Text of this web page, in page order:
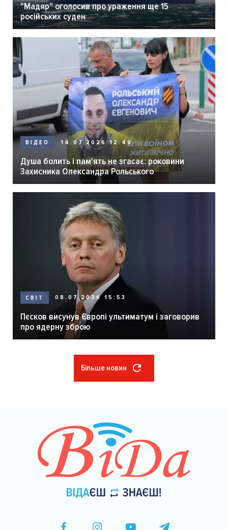
"Мадяр" оголосив про ураження ще 15
російських суден
ВІДЕО 14.07.2026 12:49
Душа болить і пам'ять не згасає: роковини
Захисника Олександра Рольського
СВІТ 08.07.2026 15:53
Пєсков висунув Європі ультиматум і заговорив
про ядерну зброю
Більше новин